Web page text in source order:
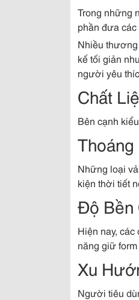
Trong những
phần đưa
Nhiều
kế tối giản
người yêu
Chất
Bên cạnh
Thoáng
Những loại
kiện thời tiết
Độ Bền
Hiện nay, các
năng giữ
Xu
Người tiêu